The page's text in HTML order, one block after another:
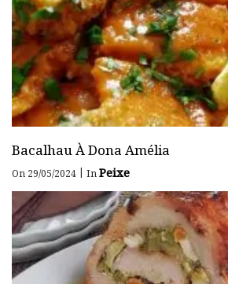
Bacalhau À Dona Amélia
On 29/05/2024 | InPeixe